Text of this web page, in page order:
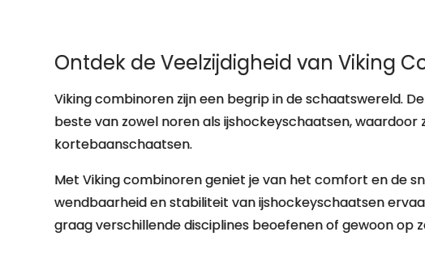
Ontdek de Veelzijdigheid van Viking
Viking combinoren zijn een begrip in de schaatswereld.
beste van zowel noren als ijshockeyschaatsen,
kortebaanschaatsen.
Met Viking combinoren geniet je van het comfort en de
wendbaarheid en stabiliteit van ijshockeyschaatsen
graag verschillende disciplines beoefenen of gewoon op